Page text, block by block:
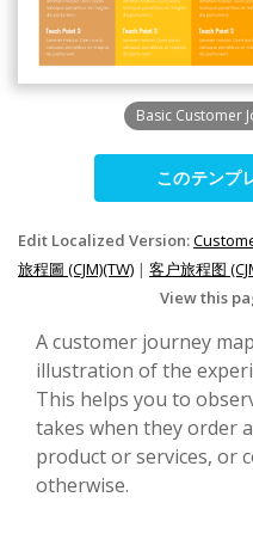
Basic Customer
このテンプ
Edit Localized Version:
旅程圖 (CJM)(TW) | 客户旅程图
View this
A customer journey
illustration of the
This helps you to
takes when they order
product or services, or
otherwise.